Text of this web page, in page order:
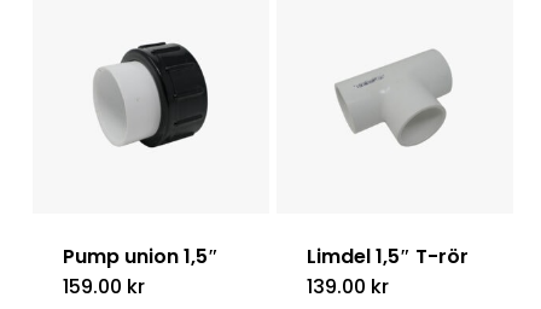
Pump union 1,5″
159.00 kr
Limdel 1,5″ T-rör
139.00 kr